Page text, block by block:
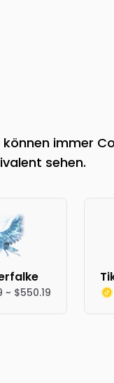
können immer
sehen.
~ $550.19